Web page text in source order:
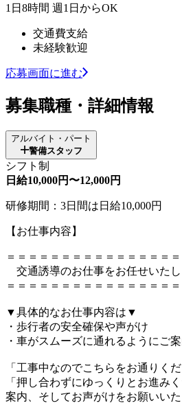
1日8時間 週1日からOK
交通費支給
未経験歓迎
応募画面に進む
募集職種・詳細情報
アルバイト・パート
警備スタッフ
シフト制
日給10,000円〜12,000円
研修期間：3日間は日給10,000円
【お仕事内容】
＝＝＝＝＝＝＝＝＝＝＝＝＝＝＝＝
交通誘導のお仕事をお任せいた
＝＝＝＝＝＝＝＝＝＝＝＝＝＝＝＝
▼具体的なお仕事内容は▼
・歩行者の安全確保や声がけ
・車がスムーズに通れるようにご
「工事中なのでこちらをお通りくだ
「押し合わずにゆっくりとお進み
案内、そしてお声がけをお願いいた